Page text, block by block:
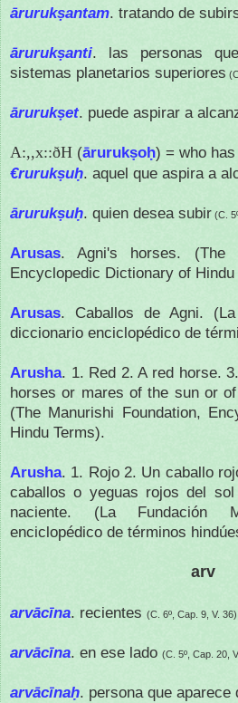
ārurukṣantam. tratando de
ārurukṣanti. las personas
sistemas planetarios superiores
ārurukṣet. puede aspirar a
A:,,x::ðH (ārurukṣoḥ) = who
€rurukṣuḥ. aquel que aspira a
ārurukṣuḥ. quien desea subir (C.
Arusas. Agni's horses. (The
Encyclopedic Dictionary of Hindu
Arusas. Caballos de Agni.
diccionario enciclopédico de
Arusha. 1. Red 2. A red horse.
horses or mares of the sun or
(The Manurishi Foundation,
Hindu Terms).
Arusha. 1. Rojo 2. Un caballo
caballos o yeguas rojos del
naciente. (La Fundación
enciclopédico de términos
arv
arvācīna. recientes (C. 6º, Cap. 9, V. 36).
arvācīna. en ese lado (C. 5º, Cap. 20,
arvācīnaḥ. persona que aparece